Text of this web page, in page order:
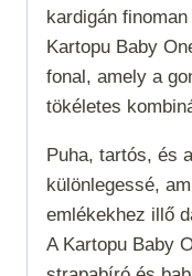
kardigán
Kartopu Baby
fonal, amely a
tökéletes
Puha, tartós, és
különlegessé,
emlékekhez illő
A Kartopu Baby